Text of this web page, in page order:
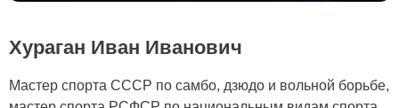
Хураган Иван Иванович
Мастер спорта СССР по самбо, дзюдо и вольной борьбе,